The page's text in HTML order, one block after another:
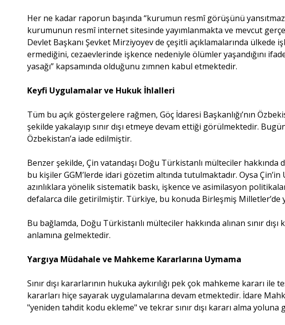
Her ne kadar raporun başında “kurumun resmî görüşünü
kurumunun resmî internet sitesinde yayımlanmakta ve mevcut
Devlet Başkanı Şevket Mirziyoyev de çeşitli açıklamalarında ülkede
ermediğini, cezaevlerinde işkence nedeniyle ölümler yaşandığını
yasağı” kapsamında olduğunu zımnen kabul etmektedir.
Keyfi Uygulamalar ve Hukuk İhlalleri
Tüm bu açık göstergelere rağmen, Göç İdaresi Başkanlığı’nın
şekilde yakalayıp sınır dışı etmeye devam ettiği görülmektedir.
Özbekistan’a iade edilmiştir.
Benzer şekilde, Çin vatandaşı Doğu Türkistanlı mülteciler hakkında
bu kişiler GGM’lerde idari gözetim altında tutulmaktadır. Oysa
azınlıklara yönelik sistematik baskı, işkence ve asimilasyon
defalarca dile getirilmiştir. Türkiye, bu konuda Birleşmiş Milletler’de
Bu bağlamda, Doğu Türkistanlı mülteciler hakkında alınan sınır dışı
anlamına gelmektedir.
Yargıya Müdahale ve Mahkeme Kararlarına Uymama
Sınır dışı kararlarının hukuka aykırılığı pek çok mahkeme kararı ile
kararları hiçe sayarak uygulamalarına devam etmektedir. İdare
"yeniden tahdit kodu ekleme" ve tekrar sınır dışı kararı alma yoluna